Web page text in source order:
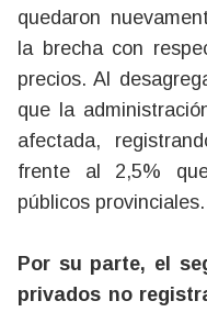
quedaron
la brecha con
precios. Al
que la
afectada,
frente al 2,5%
públicos provinciales.
Por su parte, el
privados no